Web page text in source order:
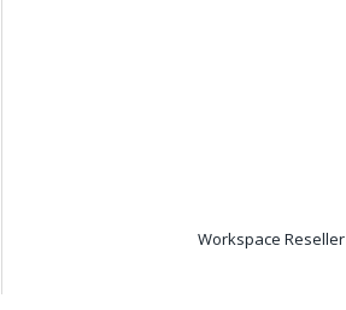
Workspace Reseller